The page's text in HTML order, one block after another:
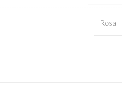
Rosa